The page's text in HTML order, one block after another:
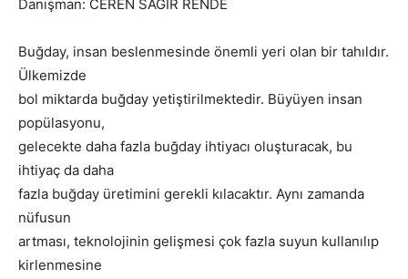
Danışman: CEREN SAĞIR RENDE
Buğday, insan beslenmesinde önemli yeri olan bir tahıldır.
Ülkemizde
bol miktarda buğday yetiştirilmektedir. Büyüyen insan
popülasyonu,
gelecekte daha fazla buğday ihtiyacı oluşturacak, bu
ihtiyaç da daha
fazla buğday üretimini gerekli kılacaktır. Aynı zamanda
nüfusun
artması, teknolojinin gelişmesi çok fazla suyun kullanılıp
kirlenmesine